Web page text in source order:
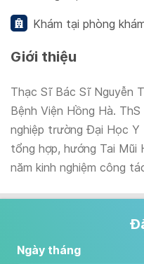
Khám tại phòng
Giới thiệu
Thạc Sĩ Bác Sĩ Nguyễn
Bệnh Viện Hồng Hà.
nghiệp trường Đại Học Y
tổng hợp, hướng Tai Mũi
năm kinh nghiệm công
Ngày tháng